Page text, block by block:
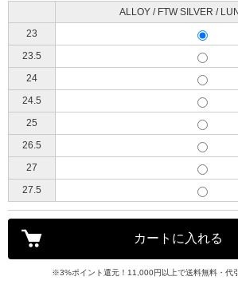
ALLOY / FTW SILVER /
23
23.5
24
24.5
25
26.5
27
27.5
※3%ポイント還元！11,000円以上で送料無料・代